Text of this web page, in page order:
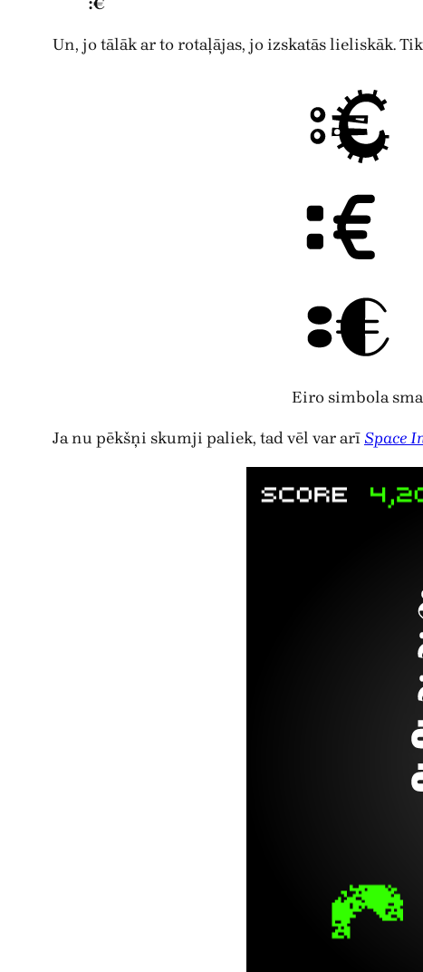
Un, jo tālāk ar to rotaļājas, jo izskatās lieliskāk.
Eiro simbola
Ja nu pēkšņi skumji paliek, tad vēl var arī Space